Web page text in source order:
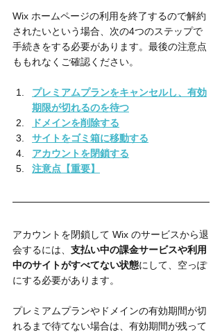
Wix ホームページの利用を終了するので解約
されたいという場合、次の4つのステップで
手続きをする必要があります。最後の注意点
ももれなくご確認ください。
プレミアムプランをキャンセルし、有効
期限が切れるのを待つ
ドメインを削除する
サイトをゴミ箱に移動する
アカウントを閉鎖する
注意点【重要】
アカウントを閉鎖して Wix のサービスから退
会するには、 支払い中の課金サービスや利用
中のサイトがすべてない状態にして、空っぽ
にする必要があります。
プレミアムプランやドメインの有効期間が切
れるまで待てない場合は、有効期間が残って